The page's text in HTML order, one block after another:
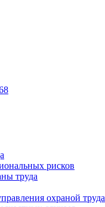
рисков
труда
охраной труда